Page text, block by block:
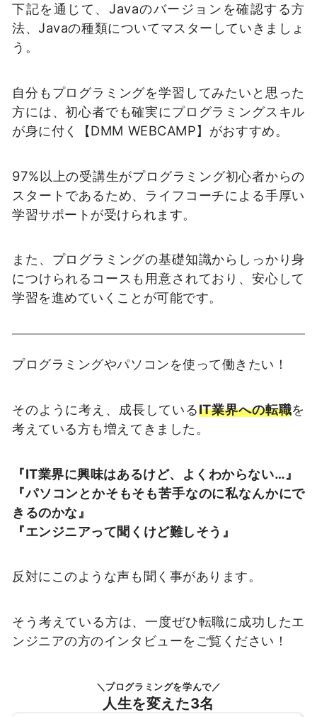
下記を通じて、Javaのバージョンを確認する方
法、Javaの種類についてマスターしていきましょ
う。
自分もプログラミングを学習してみたいと思った
方には、初心者でも確実にプログラミングスキル
が身に付く【DMM WEBCAMP】がおすすめ。
97%以上の受講生がプログラミング初心者からの
スタートであるため、ライフコーチによる手厚い
学習サポートが受けられます。
また、プログラミングの基礎知識からしっかり身
につけられるコースも用意されており、安心して
学習を進めていくことが可能です。
プログラミングやパソコンを使って働きたい！
そのように考え、成長しているIT業界への転職を
考えている方も増えてきました。
『IT業界に興味はあるけど、よくわからない…』
『パソコンとかそもそも苦手なのに私なんかにで
きるのかな』
『エンジニアって聞くけど難しそう』
反対にこのような声も聞く事があります。
そう考えている方は、一度ぜひ転職に成功したエ
ンジニアの方のインタビューをご覧ください！
＼プログラミングを学んで／
人生を変えた3名